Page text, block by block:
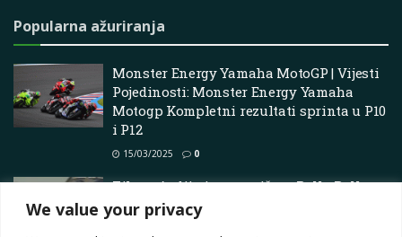
We value your privacy
Popularna ažuriranja
Monster Energy Yamaha MotoGP | Vijesti
Pojedinosti: Monster Energy Yamaha
Motogp Kompletni rezultati sprinta u P10
i P12
15/03/2025 0
Film o Audiju i suparništvu Rally Rally
Rally dolazi na veliki ekran